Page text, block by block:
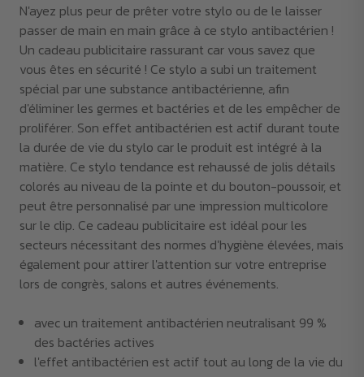
N'ayez plus peur de prêter votre stylo ou de le laisser
passer de main en main grâce à ce stylo antibactérien !
Un cadeau publicitaire rassurant car vous savez que
vous êtes en sécurité ! Ce stylo a subi un traitement
spécial par une substance antibactérienne, afin
d'éliminer les germes et bactéries et de les empêcher de
proliférer. Son effet antibactérien est actif durant toute
la durée de vie du stylo car le produit est intégré à la
matière. Ce stylo tendance est rehaussé de jolis détails
colorés au niveau de la pointe et du bouton-poussoir, et
peut être personnalisé par une impression multicolore
sur le clip. Ce cadeau publicitaire est idéal pour les
secteurs nécessitant des normes d'hygiène élevées, mais
également pour attirer l'attention sur votre entreprise
lors de congrès, salons et autres événements.
avec un traitement antibactérien neutralisant 99 %
des bactéries actives
l'effet antibactérien est actif tout au long de la vie du